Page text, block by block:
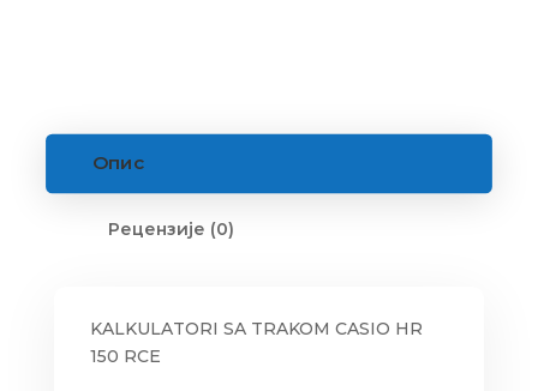
Опис
Рецензије (0)
KALKULATORI SA TRAKOM CASIO HR
150 RCE